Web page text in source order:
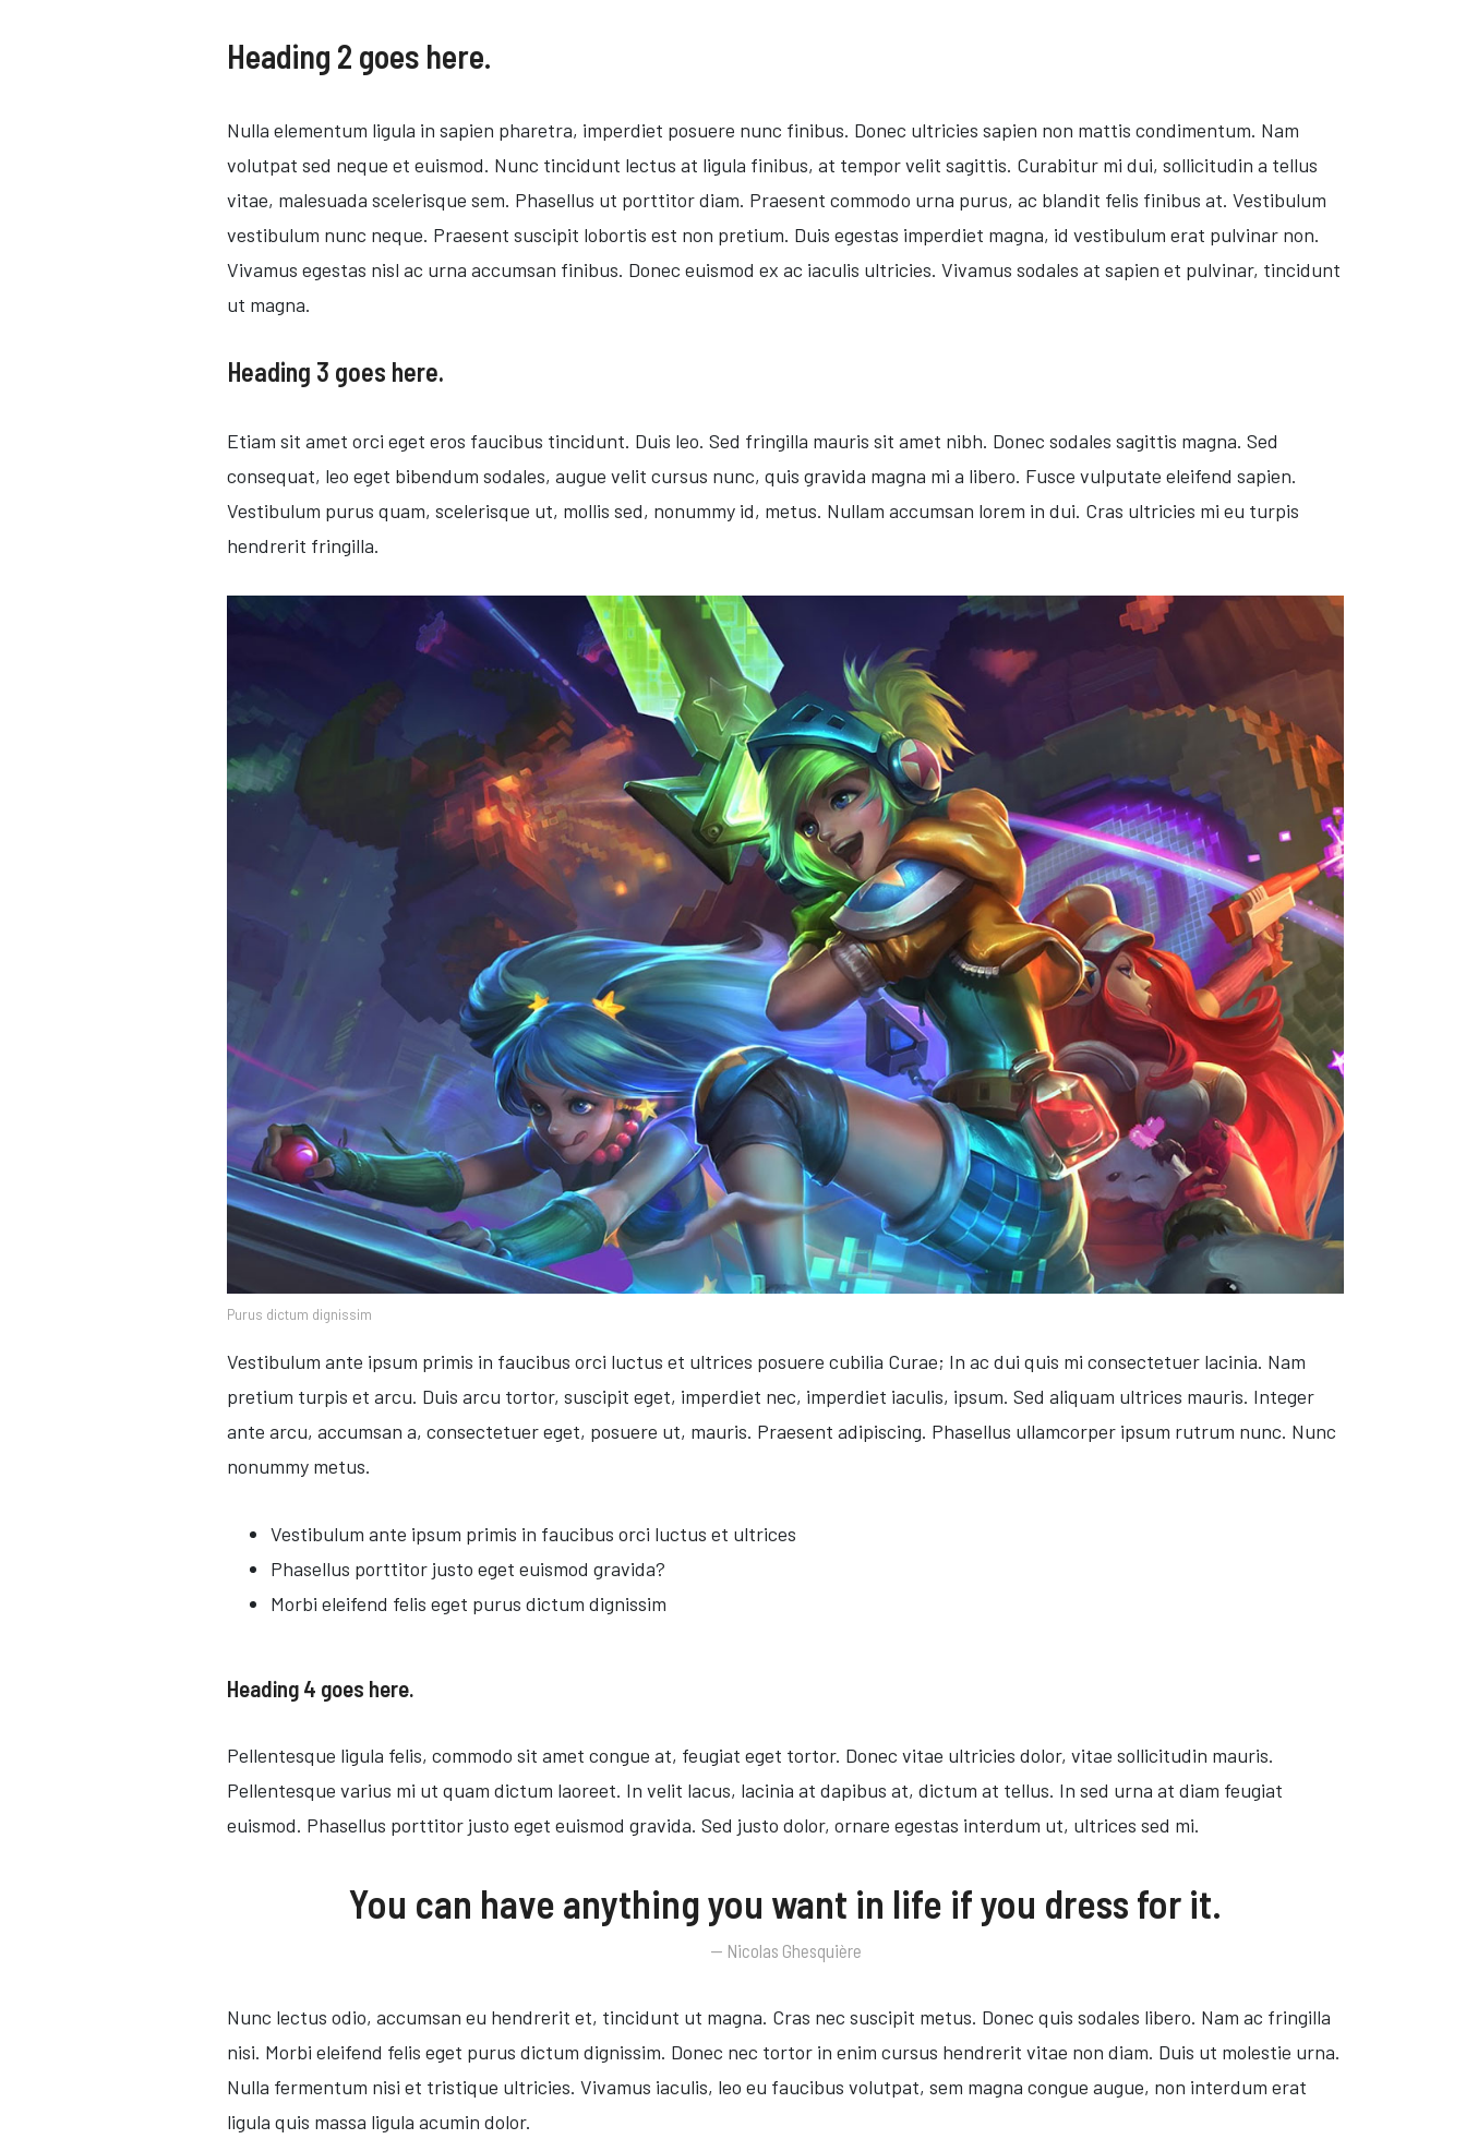
Heading 2 goes here.
Nulla elementum ligula in sapien pharetra, imperdiet posuere nunc finibus. Donec ultricies sapien non mattis condimentum. Nam
volutpat sed neque et euismod. Nunc tincidunt lectus at ligula finibus, at tempor velit sagittis. Curabitur mi dui, sollicitudin a tellus
vitae, malesuada scelerisque sem. Phasellus ut porttitor diam. Praesent commodo urna purus, ac blandit felis finibus at. Vestibulum
vestibulum nunc neque. Praesent suscipit lobortis est non pretium. Duis egestas imperdiet magna, id vestibulum erat pulvinar non.
Vivamus egestas nisl ac urna accumsan finibus. Donec euismod ex ac iaculis ultricies. Vivamus sodales at sapien et pulvinar, tincidunt
ut magna.
Heading 3 goes here.
Etiam sit amet orci eget eros faucibus tincidunt. Duis leo. Sed fringilla mauris sit amet nibh. Donec sodales sagittis magna. Sed
consequat, leo eget bibendum sodales, augue velit cursus nunc, quis gravida magna mi a libero. Fusce vulputate eleifend sapien.
Vestibulum purus quam, scelerisque ut, mollis sed, nonummy id, metus. Nullam accumsan lorem in dui. Cras ultricies mi eu turpis
hendrerit fringilla.
Purus dictum dignissim
Vestibulum ante ipsum primis in faucibus orci luctus et ultrices posuere cubilia Curae; In ac dui quis mi consectetuer lacinia. Nam
pretium turpis et arcu. Duis arcu tortor, suscipit eget, imperdiet nec, imperdiet iaculis, ipsum. Sed aliquam ultrices mauris. Integer
ante arcu, accumsan a, consectetuer eget, posuere ut, mauris. Praesent adipiscing. Phasellus ullamcorper ipsum rutrum nunc. Nunc
nonummy metus.
Vestibulum ante ipsum primis in faucibus orci luctus et ultrices
Phasellus porttitor justo eget euismod gravida?
Morbi eleifend felis eget purus dictum dignissim
Heading 4 goes here.
Pellentesque ligula felis, commodo sit amet congue at, feugiat eget tortor. Donec vitae ultricies dolor, vitae sollicitudin mauris.
Pellentesque varius mi ut quam dictum laoreet. In velit lacus, lacinia at dapibus at, dictum at tellus. In sed urna at diam feugiat
euismod. Phasellus porttitor justo eget euismod gravida. Sed justo dolor, ornare egestas interdum ut, ultrices sed mi.
You can have anything you want in life if you dress for it.
Nicolas Ghesquière
Nunc lectus odio, accumsan eu hendrerit et, tincidunt ut magna. Cras nec suscipit metus. Donec quis sodales libero. Nam ac fringilla
nisi. Morbi eleifend felis eget purus dictum dignissim. Donec nec tortor in enim cursus hendrerit vitae non diam. Duis ut molestie urna.
Nulla fermentum nisi et tristique ultricies. Vivamus iaculis, leo eu faucibus volutpat, sem magna congue augue, non interdum erat
ligula quis massa ligula acumin dolor.